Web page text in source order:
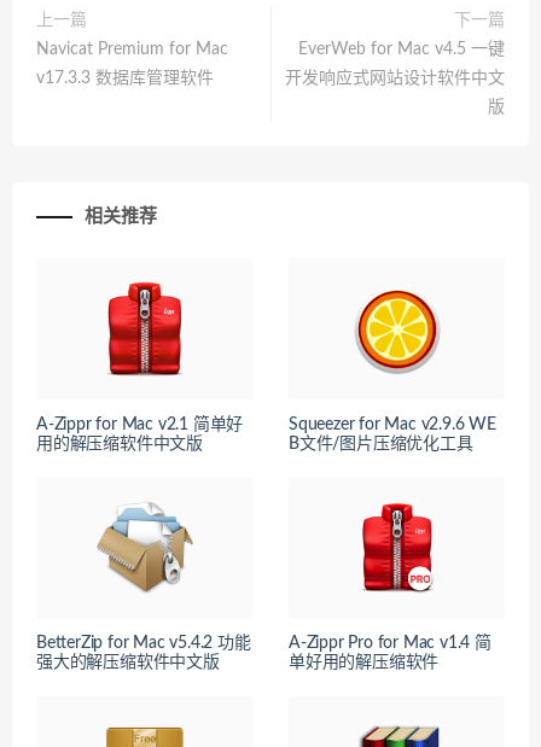
上一篇
Navicat Premium for Mac
v17.3.3 数据库管理软件
下一篇
EverWeb for Mac v4.5 一键
开发响应式网站设计软件中文
版
相关推荐
A-Zippr for Mac v2.1 简单好
用的解压缩软件中文版
Squeezer for Mac v2.9.6 WE
B文件/图片压缩优化工具
BetterZip for Mac v5.4.2 功能
强大的解压缩软件中文版
A-Zippr Pro for Mac v1.4 简
单好用的解压缩软件